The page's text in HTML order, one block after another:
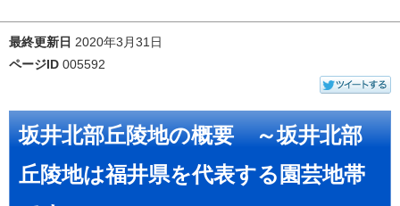
最終更新日 2020年3月31日
ページID 005592
坂井北部丘陵地の概要 ～坂井北部
丘陵地は福井県を代表する園芸地帯